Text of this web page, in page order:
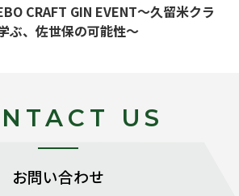
CRAFT GIN EVENT～久留米クラ
ぶ、佐世保の可能性～
US
お問い合わせ